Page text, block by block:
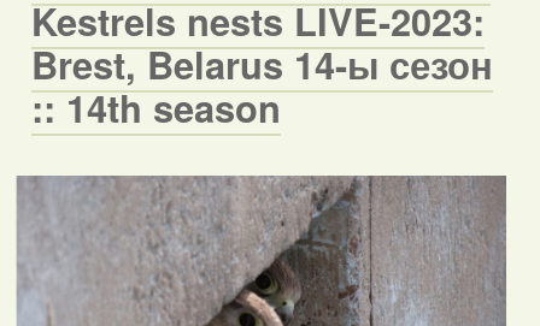
Kestrels nests LIVE-2023:
Brest, Belarus 14-ы сезон
:: 14th season